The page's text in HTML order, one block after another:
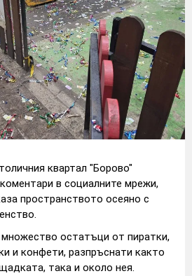
квартал "Борово"
в социалните мрежи,
пространството осеяно с
остатъци от пиратки,
и конфети, разпръснати както
така и около нея.